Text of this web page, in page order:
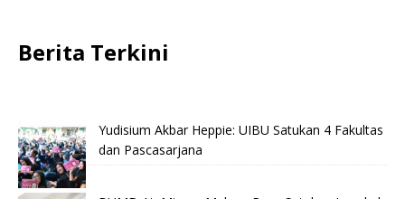
Berita Terkini
Yudisium Akbar Heppie: UIBU Satukan 4 Fakultas
dan Pascasarjana